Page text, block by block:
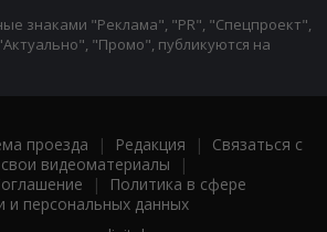
знаками "Реклама", "PR", "Спецпроект",
"Промо", публикуются на
проезда | Редакция | Связаться с
видеоматериалы |
|
Политика в сфере
и персональных данных